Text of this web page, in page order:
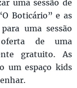
Boticário” e as
uma sessão
de uma
gratuito. As
um espaço kids